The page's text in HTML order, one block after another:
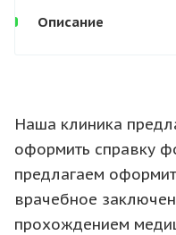
Описание
Наша клиника
оформить справку
предлагаем
врачебное
прохождением